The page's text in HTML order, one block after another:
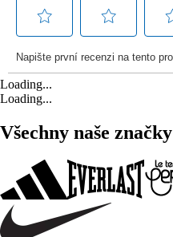
Loading...
Loading...
Všechny naše značky